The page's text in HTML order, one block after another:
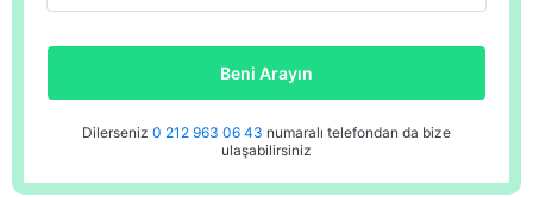
Beni Arayın
Dilerseniz 0 212 963 06 43 numaralı telefondan da bize
ulaşabilirsiniz